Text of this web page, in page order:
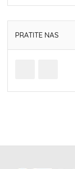
PRATITE NAS